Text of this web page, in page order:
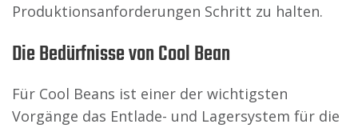
Produktionsanforderungen Schritt zu halten.
Die Bedürfnisse von Cool Bean
Für Cool Beans ist einer der wichtigsten
Vorgänge das Entlade- und Lagersystem für die